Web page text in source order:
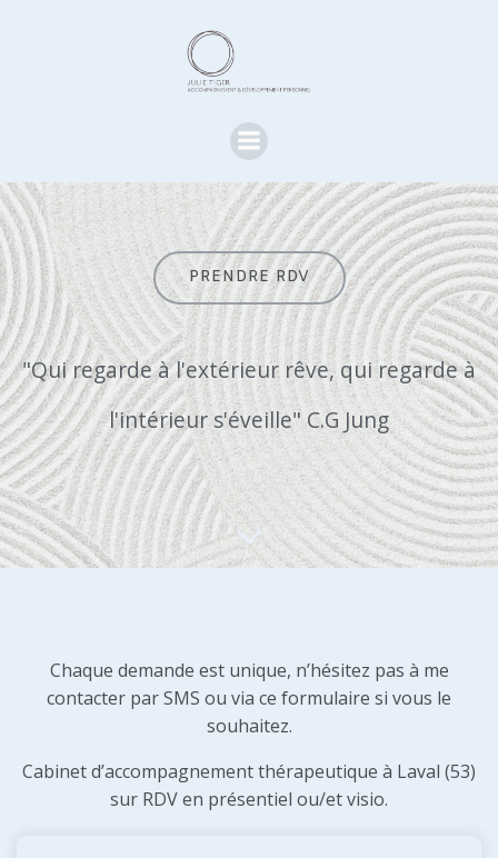
PRENDRE RDV
"Qui regarde à l'extérieur rêve, qui regarde à
l'intérieur s'éveille" C.G Jung
Chaque demande est unique, n’hésitez pas à me
contacter par SMS ou via ce formulaire si vous le
souhaitez.
Cabinet d’accompagnement thérapeutique à Laval (53)
sur RDV en présentiel ou/et visio.